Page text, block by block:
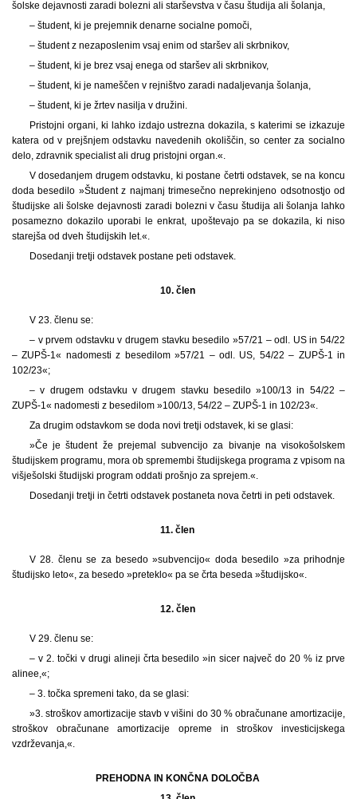
šolske dejavnosti zaradi bolezni ali starševstva v času študija ali šolanja,
– študent, ki je prejemnik denarne socialne pomoči,
– študent z nezaposlenim vsaj enim od staršev ali skrbnikov,
– študent, ki je brez vsaj enega od staršev ali skrbnikov,
– študent, ki je nameščen v rejništvo zaradi nadaljevanja šolanja,
– študent, ki je žrtev nasilja v družini.
Pristojni organi, ki lahko izdajo ustrezna dokazila, s katerimi se izkazuje
katera od v prejšnjem odstavku navedenih okoliščin, so center za socialno
delo, zdravnik specialist ali drug pristojni organ.«.
V dosedanjem drugem odstavku, ki postane četrti odstavek, se na koncu
doda besedilo »Študent z najmanj trimesečno neprekinjeno odsotnostjo od
študijske ali šolske dejavnosti zaradi bolezni v času študija ali šolanja lahko
posamezno dokazilo uporabi le enkrat, upoštevajo pa se dokazila, ki niso
starejša od dveh študijskih let.«.
Dosedanji tretji odstavek postane peti odstavek.
10. člen
V 23. členu se:
– v prvem odstavku v drugem stavku besedilo »57/21 – odl. US in 54/22
– ZUPŠ-1« nadomesti z besedilom »57/21 – odl. US, 54/22 – ZUPŠ-1 in
102/23«;
– v drugem odstavku v drugem stavku besedilo »100/13 in 54/22 –
ZUPŠ-1« nadomesti z besedilom »100/13, 54/22 – ZUPŠ-1 in 102/23«.
Za drugim odstavkom se doda novi tretji odstavek, ki se glasi:
»Če je študent že prejemal subvencijo za bivanje na visokošolskem
študijskem programu, mora ob spremembi študijskega programa z vpisom na
višješolski študijski program oddati prošnjo za sprejem.«.
Dosedanji tretji in četrti odstavek postaneta nova četrti in peti odstavek.
11. člen
V 28. členu se za besedo »subvencijo« doda besedilo »za prihodnje
študijsko leto«, za besedo »preteklo« pa se črta beseda »študijsko«.
12. člen
V 29. členu se:
– v 2. točki v drugi alineji črta besedilo »in sicer največ do 20 % iz prve
alinee,«;
– 3. točka spremeni tako, da se glasi:
»3. stroškov amortizacije stavb v višini do 30 % obračunane amortizacije,
stroškov obračunane amortizacije opreme in stroškov investicijskega
vzdrževanja,«.
PREHODNA IN KONČNA DOLOČBA